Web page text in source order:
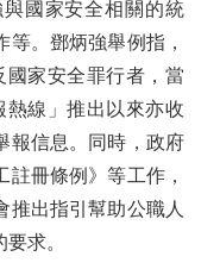
國家安全相關的統
。鄧炳強舉例指，
國家安全罪行者，當
熱線」推出以來亦收
報信息。同時，政府
冊條例》等工作，
推出指引幫助公職人
求。